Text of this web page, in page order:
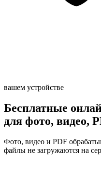
вашем устройстве
Бесплатные
для фото, видео,
Фото, видео и PDF
файлы не загружаются на